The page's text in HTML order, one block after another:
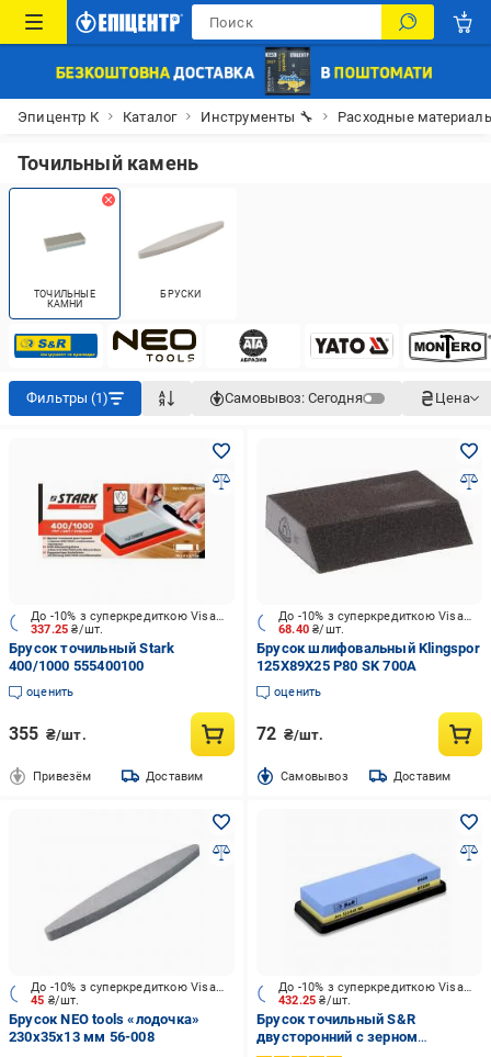
Эпицентр К Каталог Инструменты 🔧 Расходные
Точильный камень
ТОЧИЛЬНЫЕ
КАМНИ
БРУСКИ
Фильтры (1) Самовывоз: Сегодня Цена
337.25₴/шт.
До -10% з суперкредиткою Visa Вигода
Брусок точильный Stark
400/1000 555400100
оценить
355 ₴/шт.
Привезём Доставим
68.40₴/шт.
До -10% з суперкредиткою Visa Вигода
Брусок шлифовальный Klingspor
125X89X25 Р80 SK 700A
оценить
72 ₴/шт.
Cамовывоз Доставим
45 ₴/шт.
До -10% з суперкредиткою Visa Вигода
Брусок NEO tools «лодочка»
230x35x13 мм 56-008
432.25₴/шт.
До -10% з суперкредиткою Visa Вигода
Брусок точильный S&R
двусторонний с зерном